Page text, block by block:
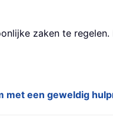
zaken te
met een geweldig